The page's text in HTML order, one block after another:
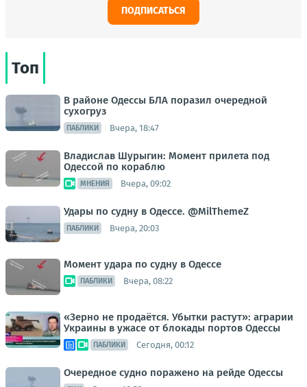
ПОДПИСАТЬСЯ
Топ
В районе Одессы БЛА поразил очередной
сухогруз
ПАБЛИКИ Вчера, 18:47
Владислав Шурыгин: Момент прилета под
Одессой по кораблю
МНЕНИЯ Вчера, 09:02
Удары по судну в Одессе. @MilThemeZ
ПАБЛИКИ Вчера, 20:03
Момент удара по судну в Одессе
ПАБЛИКИ Вчера, 08:22
«Зерно не продаётся. Убытки растут»: аграрии
Украины в ужасе от блокады портов Одессы
ПАБЛИКИ Сегодня, 00:12
Очередное судно поражено на рейде Одессы